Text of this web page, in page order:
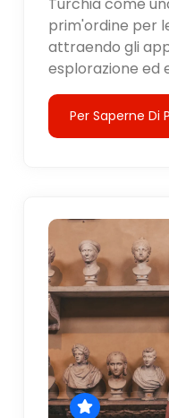
prim'ordine per
attraendo gli
esplorazione ed
Per Saperne Di